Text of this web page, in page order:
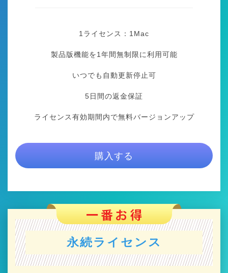
1ライセンス：1Mac
製品版機能を1年間無制限に利用可能
いつでも自動更新停止可
5日間の返金保証
ライセンス有効期間内で無料バージョンアップ
購入する
永続ライセンス